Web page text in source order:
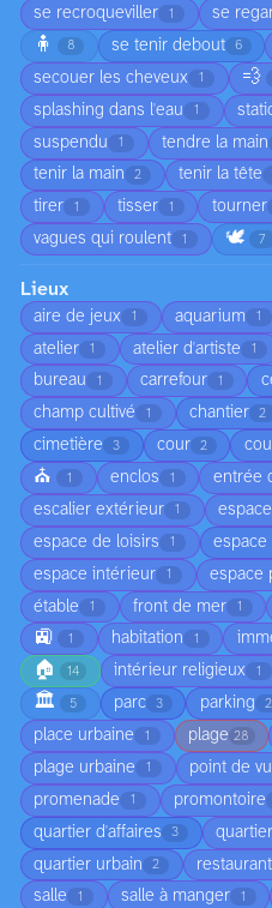
se recroqueviller 1 se
🧍 8 se tenir debout 6
secouer les cheveux 1 💨
splashing dans l'eau 1
suspendu 1 tendre la main
tenir la main 2 tenir la tête
tirer 1 tisser 1 tourner
vagues qui roulent 1 🕊️ 7
Lieux
aire de jeux 1 aquarium 1
atelier 1 atelier d'artiste 1
bureau 1 carrefour 1
champ cultivé 1 chantier 2
cimetière 3 cour 2
⛪ 1 enclos 1 entrée
escalier extérieur 1
espace de loisirs 1
espace intérieur 1 espace
étable 1 front de mer 1
🚉 1 habitation 1
🏠 14 intérieur religieux 1
🏛️ 5 parc 3 parking 2
place urbaine 1 plage 28
plage urbaine 1 point de
promenade 1 promontoire
quartier d'affaires 3
quartier urbain 2 restaurant
salle 1 salle à manger 1